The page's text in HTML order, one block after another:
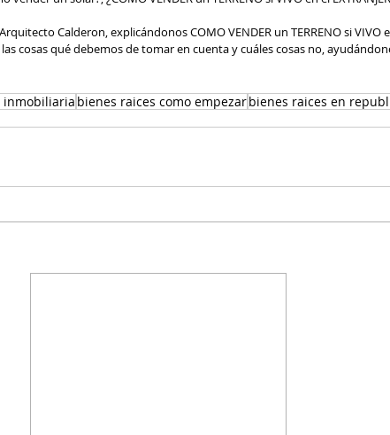
Calderon, explicándonos COMO VENDER un TERRENO si VIVO
cosas qué debemos de tomar en cuenta y cuáles cosas no,
inmobiliaria bienes raices como empezarbienes raices en